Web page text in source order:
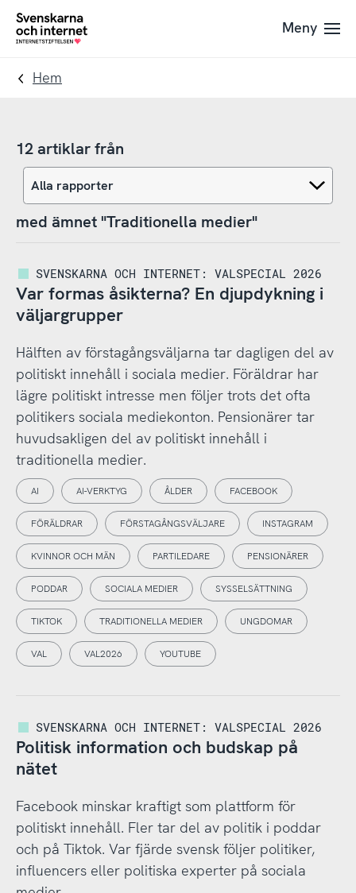
Till
navigation
Till
innehåll
To
Meny
Hem
12 artiklar från
med ämnet "Traditionella medier"
SVENSKARNA OCH INTERNET: VALSPECIAL 2026
Var formas åsikterna? En djupdykning i
väljargrupper
Hälften av förstagångsväljarna tar dagligen del av
politiskt innehåll i sociala medier. Föräldrar har
lägre politiskt intresse men följer trots det ofta
politikers sociala mediekonton. Pensionärer tar
huvudsakligen del av politiskt innehåll i
traditionella medier.
AI AI-VERKTYG ÅLDER FACEBOOK
FÖRÄLDRAR FÖRSTAGÅNGSVÄLJARE INSTAGRAM
KVINNOR OCH MÄN PARTILEDARE PENSIONÄRER
PODDAR SOCIALA MEDIER SYSSELSÄTTNING
TIKTOK TRADITIONELLA MEDIER UNGDOMAR
VAL VAL2026 YOUTUBE
SVENSKARNA OCH INTERNET: VALSPECIAL 2026
Politisk information och budskap på
nätet
Facebook minskar kraftigt som plattform för
politiskt innehåll. Fler tar del av politik i poddar
och på Tiktok. Var fjärde svensk följer politiker,
influencers eller politiska experter på sociala